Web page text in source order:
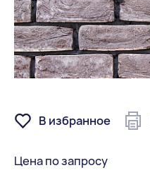
В избранное
Цена по запросу